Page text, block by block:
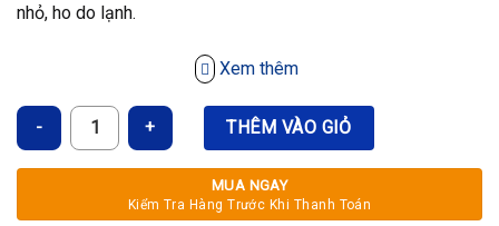
nhỏ, ho do lạnh.
Xem thêm
Trà gừng trị đau bụng, ho do cảm lạnh Traphaco (10 túi x 3g/hộp)
THÊM VÀO GIỎ
MUA NGAY
Kiểm Tra Hàng Trước Khi Thanh Toán